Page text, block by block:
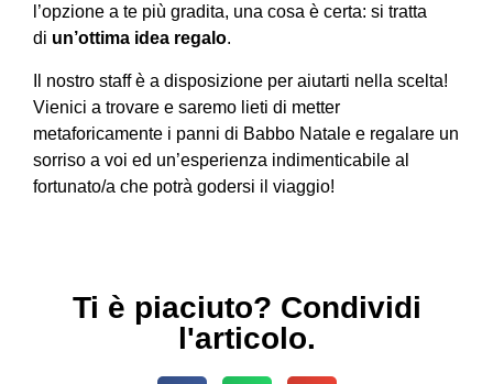
l’opzione a te più gradita, una cosa è certa: si tratta
di un’ottima idea regalo.
Il nostro staff è a disposizione per aiutarti nella scelta!
Vienici a trovare e saremo lieti di metter
metaforicamente i panni di Babbo Natale e regalare un
sorriso a voi ed un’esperienza indimenticabile al
fortunato/a che potrà godersi il viaggio!
Ti è piaciuto? Condividi
l'articolo.